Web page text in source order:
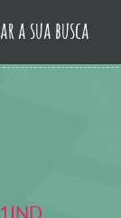
a sua busca